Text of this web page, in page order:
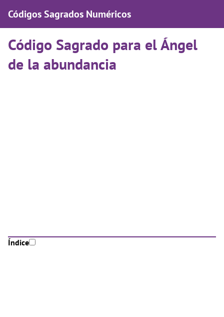
Códigos Sagrados Numéricos
Código Sagrado para el Ángel
de la abundancia
Índice